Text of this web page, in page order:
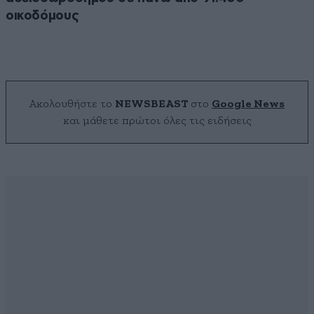
οικοδόμους
Ακολουθήστε το NEWSBEAST στο Google News
και μάθετε πρώτοι όλες τις ειδήσεις